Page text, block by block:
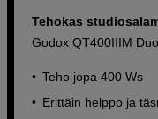
Tehokas
Godox QT400IIIM
Teho jopa 400 Ws
Erittäin helppo ja